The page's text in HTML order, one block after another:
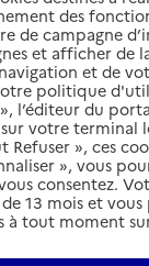
des
de campagne
et afficher de
et de
politique
l’éditeur du
votre terminal
», ces
», vous
consentez.
13 mois et
tout moment